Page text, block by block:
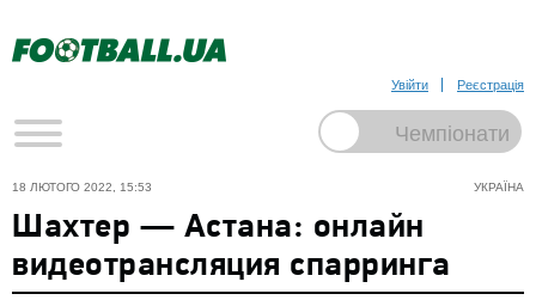
Увійти Реєстрація
УКРАЇНА
18 ЛЮТОГО 2022, 15:53
Шахтер — Астана: онлайн
видеотрансляция спарринга